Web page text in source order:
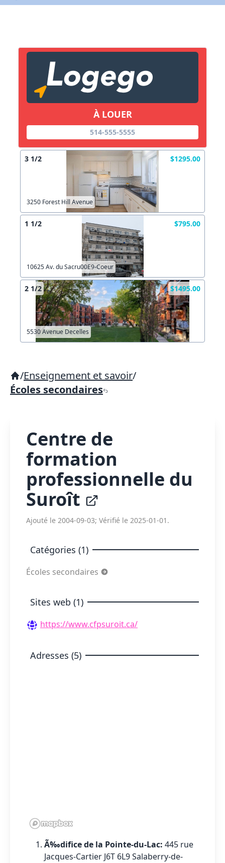
À LOUER
514-555-5555
3 1/2 $1295.00
3250 Forest Hill Avenue
1 1/2 $795.00
10625 Av. du Sacru00E9-Coeur
2 1/2 $1495.00
5530 Avenue Decelles
/Enseignement et savoir/
Écoles secondaires
Centre de
formation
professionnelle du
Suroît
Ajouté le 2004-09-03; Vérifié le 2025-01-01.
Catégories (1)
Écoles secondaires
Sites web (1)
https://www.cfpsuroit.ca/
Adresses (5)
Ã‰difice de la Pointe-du-Lac: 445 rue
Jacques-Cartier J6T 6L9 Salaberry-de-
X Fermer
Lien vers inscription (sera inclus dans courriel)
Copier lien
X Fermer Envoyez